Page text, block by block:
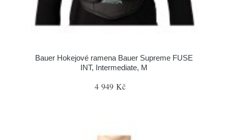
Bauer Hokejové ramena Bauer Supreme FUSE
INT, Intermediate, M
4 949 Kč